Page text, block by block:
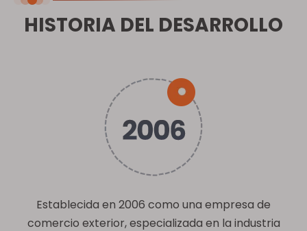
HISTORIA DEL DESARROLLO
Establecida en 2006 como una empresa de
comercio exterior, especializada en la industria